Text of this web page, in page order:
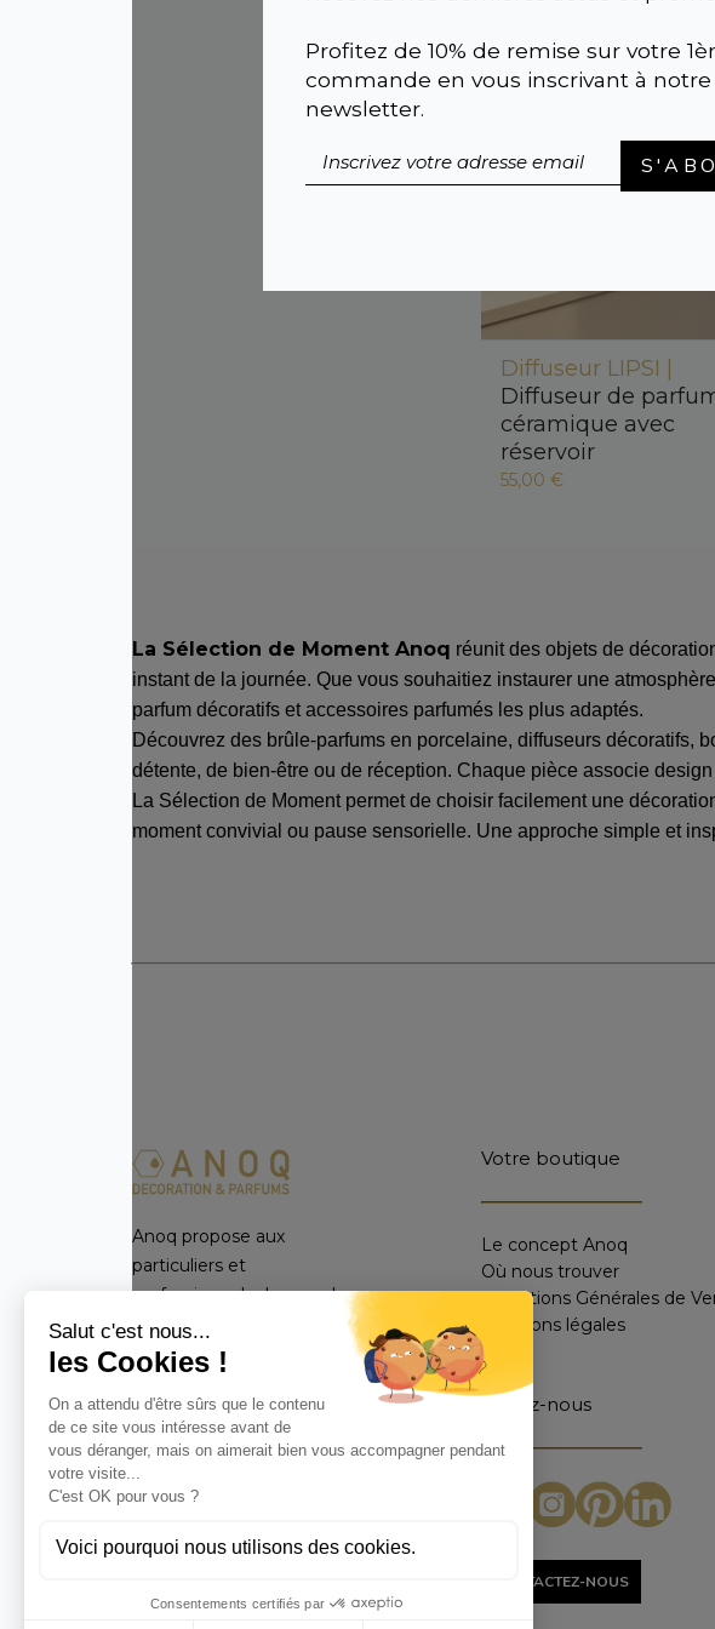
Profitez de 10% de remise sur votre
commande en vous inscrivant à notre
newsletter.
Diffuseur LIPSI |
Diffuseur de
céramique avec
réservoir
55,00 €
La Sélection de Moment Anoq réunit des objets de
instant de la journée. Que vous souhaitiez instaurer une
parfum décoratifs et accessoires parfumés les plus adaptés.
Découvrez des brûle-parfums en porcelaine, diffuseurs décoratifs,
détente, de bien-être ou de réception. Chaque pièce associe
La Sélection de Moment permet de choisir facilement une
moment convivial ou pause sensorielle. Une approche simple et
Anoq propose aux
particuliers et
professionnels du monde
entier un catalogue
exclusif d’objets de
parfums et diffuseurs de
parfum réalisés de
des matières naturelles.
Votre boutique
Le concept Anoq
Où nous trouver
Conditions Générales de
Mentions légales
FAQ
Suivez-nous
CONTACTEZ-NOUS